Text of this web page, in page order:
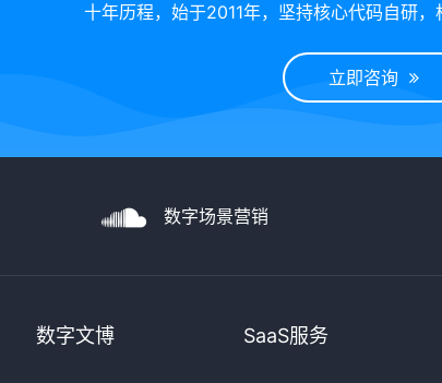
十年历程，始于2011年，坚持核心代码自研
立即咨询
数字场景营销
数字文博 SaaS服务